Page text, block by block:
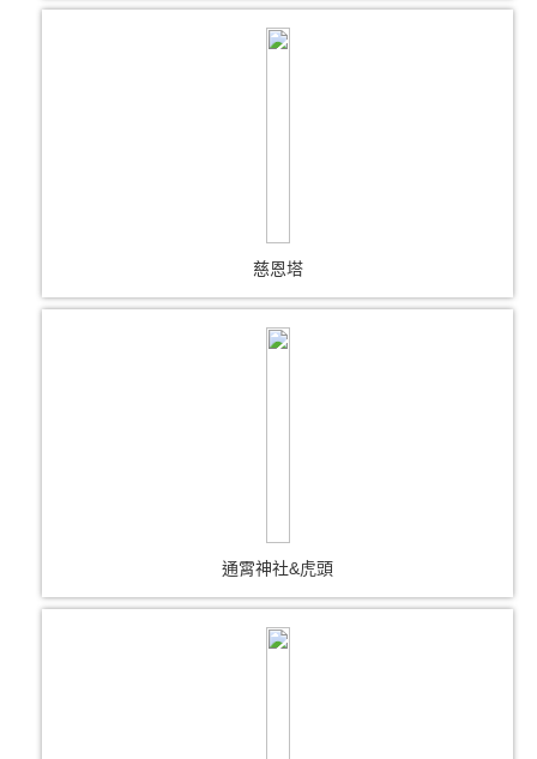
慈恩塔
通霄神社&虎頭